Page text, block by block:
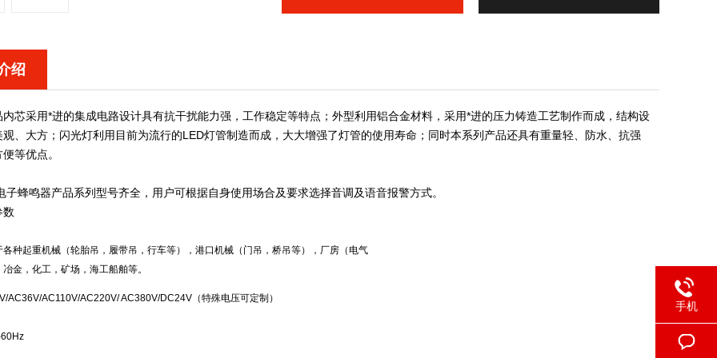
绍
芯采用*进的集成电路设计具有抗干扰能力强，工作稳定等特点；外型利用铝合金材料，采用*进的压力铸造工艺制作而成，结构设
、大方；闪光灯利用目前为流行的LED灯管制造而成，大大增强了灯管的使用寿命；同时本系列产品还具有重量轻、防水、抗强
等优点。
子蜂鸣器产品系列型号齐全，用户可根据自身使用场合及要求选择音调及语音报警方式。
数
各种起重机械（轮胎吊，履带吊，行车等），港口机械（门吊，桥吊等），厂房（电气
冶金，化工，矿场，海工船舶等。
AC36V/AC110V/AC220V/ AC380V/DC24V（特殊电压可定制）
手机